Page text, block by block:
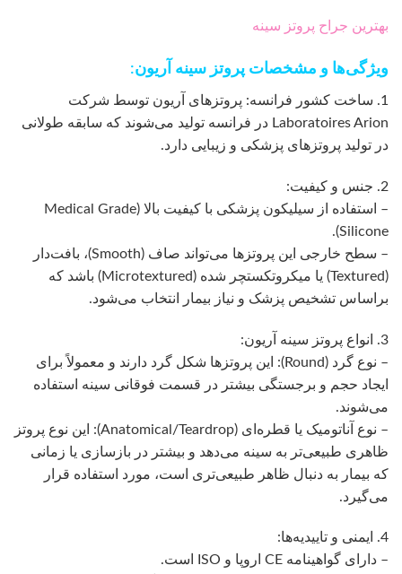
بهترین جراح پروتز سینه
ویژگی‌ها و مشخصات پروتز سینه آریون:
1. ساخت کشور فرانسه: پروتزهای آریون توسط شرکت
Laboratoires Arion در فرانسه تولید می‌شوند که سابقه طولانی
در تولید پروتزهای پزشکی و زیبایی دارد.
2. جنس و کیفیت:
– استفاده از سیلیکون پزشکی با کیفیت بالا (Medical Grade
Silicone).
– سطح خارجی این پروتزها می‌تواند صاف (Smooth)، بافت‌دار
(Textured) یا میکروتکستچر شده (Microtextured) باشد که
براساس تشخیص پزشک و نیاز بیمار انتخاب می‌شود.
3. انواع پروتز سینه آریون:
– نوع گرد (Round): این پروتزها شکل گرد دارند و معمولاً برای
ایجاد حجم و برجستگی بیشتر در قسمت فوقانی سینه استفاده
می‌شوند.
– نوع آناتومیک یا قطره‌ای (Anatomical/Teardrop): این نوع پروتز
ظاهری طبیعی‌تر به سینه می‌دهد و بیشتر در بازسازی یا زمانی
که بیمار به دنبال ظاهر طبیعی‌تری است، مورد استفاده قرار
می‌گیرد.
4. ایمنی و تاییدیه‌ها:
– دارای گواهینامه CE اروپا و ISO است.